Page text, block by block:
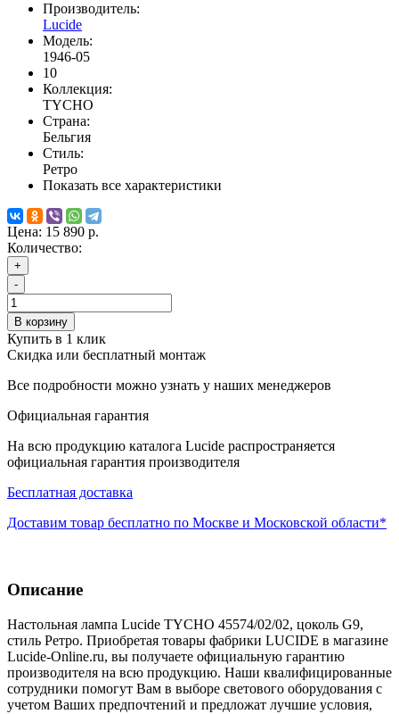
Производитель:
Lucide
Модель:
1946-05
10
Коллекция:
TYCHO
Страна:
Бельгия
Стиль:
Ретро
Показать все характеристики
Цена: 15 890 р.
Количество:
+
-
В корзину
Купить в 1 клик
Скидка или бесплатный монтаж
Все подробности можно узнать у наших менеджеров
Официальная гарантия
На всю продукцию каталога Lucide распространяется
официальная гарантия производителя
Бесплатная доставка
Доставим товар бесплатно по Москве и Московской области*
Описание
Настольная лампа Lucide TYCHO 45574/02/02, цоколь G9,
стиль Ретро. Приобретая товары фабрики LUCIDE в магазине
Lucide-Online.ru, вы получаете официальную гарантию
производителя на всю продукцию. Наши квалифицированные
сотрудники помогут Вам в выборе светового оборудования с
учетом Ваших предпочтений и предложат лучшие условия,